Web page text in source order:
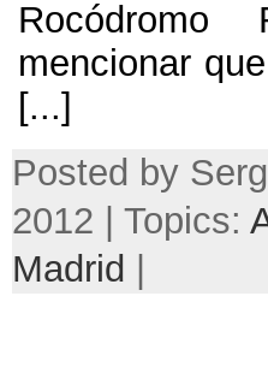
Rocódromo
mencionar
[...]
Posted by
2012 | Topics:
Madrid